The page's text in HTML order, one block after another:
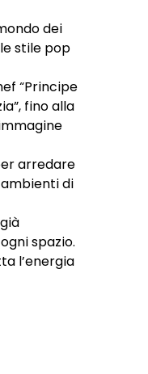
dei
stile pop
“Principe
fino alla
arredare
di
spazio.
l’energia